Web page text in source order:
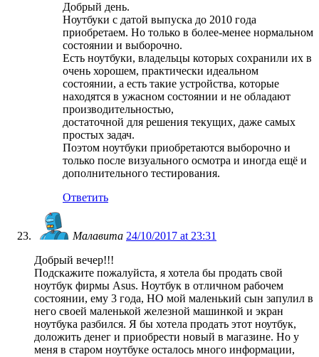
Добрый день.
Ноутбуки с датой выпуска до 2010 года
приобретаем. Но только в более-менее нормальном
состоянии и выборочно.
Есть ноутбуки, владельцы которых сохранили их в
очень хорошем, практически идеальном
состоянии, а есть такие устройства, которые
находятся в ужасном состоянии и не обладают
производительностью,
достаточной для решения текущих, даже самых
простых задач.
Поэтом ноутбуки приобретаются выборочно и
только после визуального осмотра и иногда ещё и
дополнительного тестирования.
Ответить
Малавита 24/10/2017 at 23:31
Добрый вечер!!!
Подскажите пожалуйста, я хотела бы продать свой
ноутбук фирмы Asus. Ноутбук в отличном рабочем
состоянии, ему 3 года, НО мой маленький сын запулил в
него своей маленькой железной машинкой и экран
ноутбука разбился. Я бы хотела продать этот ноутбук,
доложить денег и приобрести новый в магазине. Но у
меня в старом ноутбуке осталось много информации,